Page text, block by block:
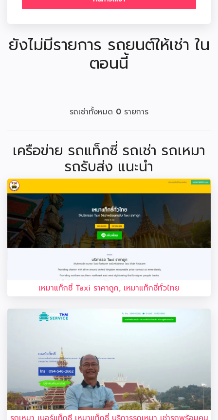
ยังไม่มีรายการ รถยนต์ให้เช่า ใน
ตอนนี้
รถเช่าทั้งหมด 0 รายการ
เครือข่าย รถแท็กซี่ รถเช่า รถเหมา
รถรับส่ง แนะนำ
เหมาแท็กซี่ Taxi ราคาถูก, เหมาแท็กซี่ทั่วไทย